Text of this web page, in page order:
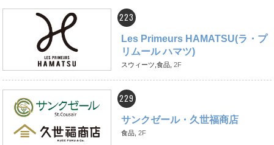
223
Les Primeurs HAMATSU(ラ・プ
リムール ハマツ)
スウィーツ,食品, 2F
229
サンクゼール・久世福商店
食品, 2F